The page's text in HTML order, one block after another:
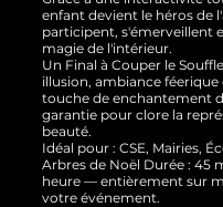
enfant devient le héros de
participent, s'émerveillent
magie de l'intérieur.
Un Final à Couper le
illusion, ambiance féerique
touche de enchantement
garantie pour clore la
beauté.
Idéal pour : CSE, Mairies,
Arbres de Noël Durée : 45
heure — entièrement sur
votre événement.